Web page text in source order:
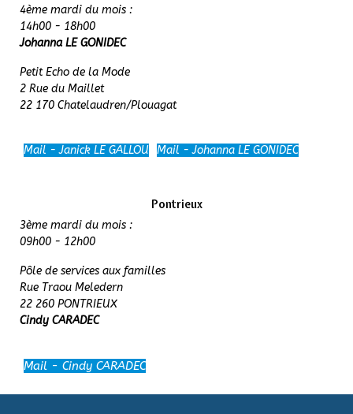
4ème mardi du mois :
14h00 - 18h00
Johanna LE GONIDEC
Petit Echo de la Mode
2 Rue du Maillet
22 170 Chatelaudren/Plouagat
Mail - Janick LE GALLOU Mail - Johanna LE GONIDEC
Pontrieux
3ème mardi du mois :
09h00 - 12h00
Pôle de services aux familles
Rue Traou Meledern
22 260 PONTRIEUX
Cindy CARADEC
Mail - Cindy CARADEC